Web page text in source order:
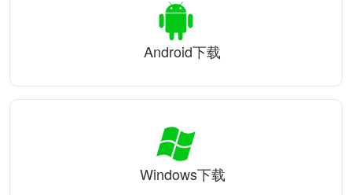
Android下载
Windows下载